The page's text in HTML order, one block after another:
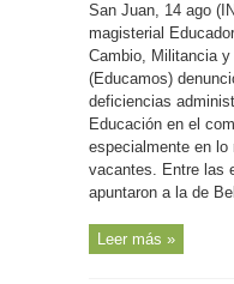
San Juan, 14 ago
magisterial
Cambio, Militancia
(Educamos)
deficiencias
Educación en el
especialmente en lo
vacantes. Entre las
apuntaron a la de
Leer más »